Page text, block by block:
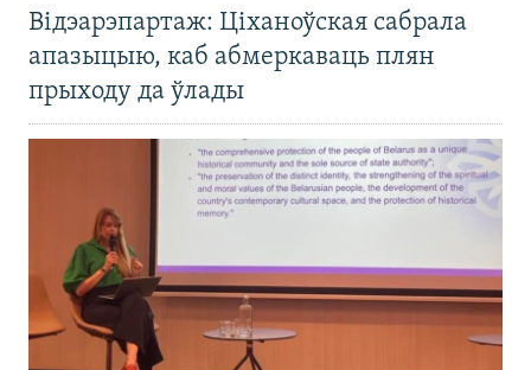
Відэарэпартаж: Ціханоўская сабрала
апазыцыю, каб абмеркаваць плян
прыходу да ўлады